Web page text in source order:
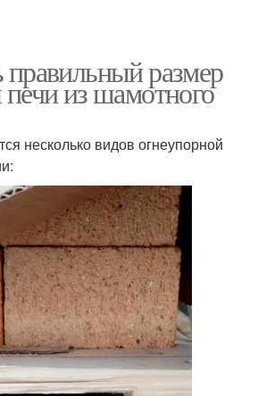
размер
из шамотного
несколько видов огнеупорной